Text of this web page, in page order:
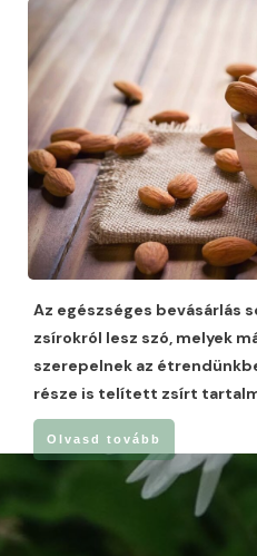
Az egészséges bevásárlás
zsírokról lesz szó, melyek
szerepelnek az
része is telített zsírt
Olvasd tovább